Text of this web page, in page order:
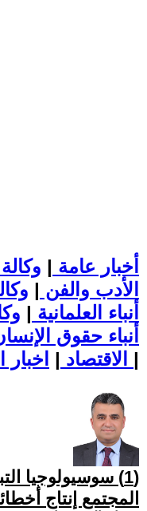
أخبار عامة |
الأدب والفن |
أنباء العلمانية |
أنباء حقوق
الاقتصاد | |
(1) سوسيولوجيا
المجتمع إنتاج